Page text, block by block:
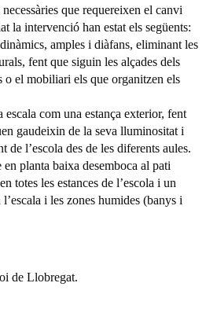
que requereixen el canvi
la intervenció han estat els següents:
amples i diàfans, eliminant les
fent que siguin les alçades dels
o el mobiliari els que organitzen els
escala com una estança exterior, fent
gaudeixin de la seva lluminositat i
de l’escola des de les diferents aules.
planta baixa desemboca al pati
totes les estances de l’escola i un
i les zones humides (banys i
de Llobregat.